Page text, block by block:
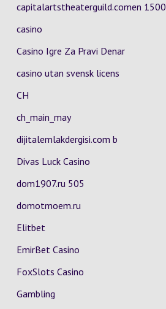
capitalartstheaterguild.comen 1500
casino
Casino Igre Za Pravi Denar
casino utan svensk licens
CH
ch_main_may
dijitalemlakdergisi.com b
Divas Luck Casino
dom1907.ru 505
domotmoem.ru
Elitbet
EmirBet Casino
FoxSlots Casino
Gambling